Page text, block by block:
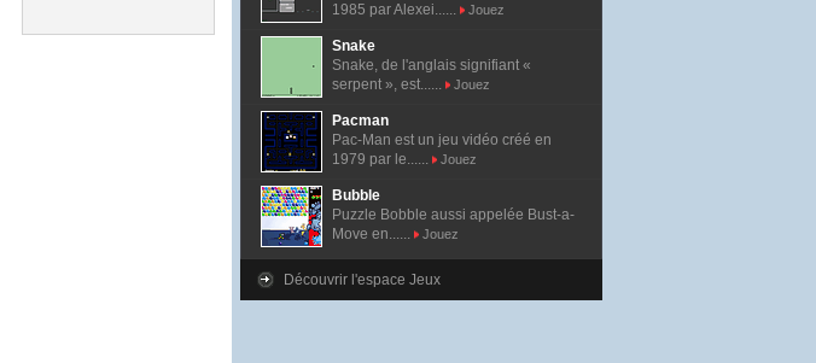
1985 par Alexei......
Jouez
Snake
Snake, de l'anglais signifiant «
serpent », est......
Jouez
Pacman
Pac-Man est un jeu vidéo créé en
1979 par le......
Jouez
Bubble
Puzzle Bobble aussi appelée Bust-a-
Move en......
Jouez
Découvrir l'espace Jeux